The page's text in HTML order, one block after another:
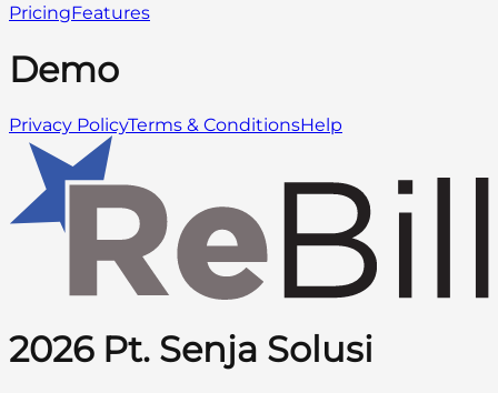
PricingFeatures
Demo
Privacy PolicyTerms & ConditionsHelp
2026 Pt. Senja Solusi